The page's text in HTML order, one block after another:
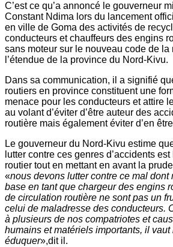
C’est ce qu’a annoncé le gouverneur
Constant Ndima lors du lancement
en ville de Goma des activités de
conducteurs et chauffeurs des engins
sans moteur sur le nouveau code de la
l’étendue de la province du Nord-Kivu.
Dans sa communication, il a signifié
routiers en province constituent une
menace pour les conducteurs et attire
au volant d’éviter d’être auteur des
routière mais également éviter d’en
Le gouverneur du Nord-Kivu estime
lutter contre ces genres d’accidents
routier tout en mettant en avant la
«nous devons lutter contre ce mal dont
base en tant que chargeur des engins
de circulation routière ne sont pas un
celui de maladresse des conducteurs.
à plusieurs de nos compatriotes et
humains et matériels importants, il vaut
éduquer»,dit il.